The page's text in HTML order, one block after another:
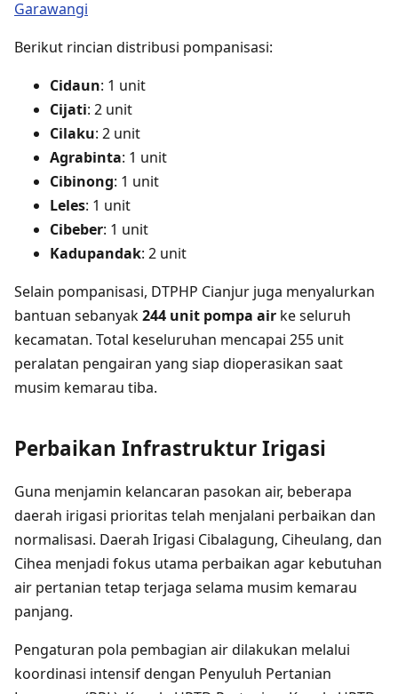
Garawangi
Berikut rincian distribusi pompanisasi:
Cidaun: 1 unit
Cijati: 2 unit
Cilaku: 2 unit
Agrabinta: 1 unit
Cibinong: 1 unit
Leles: 1 unit
Cibeber: 1 unit
Kadupandak: 2 unit
Selain pompanisasi, DTPHP Cianjur juga menyalurkan
bantuan sebanyak244 unit pompa air ke seluruh
kecamatan. Total keseluruhan mencapai 255 unit
peralatan pengairan yang siap dioperasikan saat
musim kemarau tiba.
Perbaikan Infrastruktur Irigasi
Guna menjamin kelancaran pasokan air, beberapa
daerah irigasi prioritas telah menjalani perbaikan dan
normalisasi. Daerah Irigasi Cibalagung, Ciheulang, dan
Cihea menjadi fokus utama perbaikan agar kebutuhan
air pertanian tetap terjaga selama musim kemarau
panjang.
Pengaturan pola pembagian air dilakukan melalui
koordinasi intensif dengan Penyuluh Pertanian